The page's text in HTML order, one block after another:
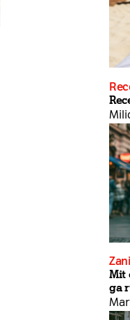
Mit
ga